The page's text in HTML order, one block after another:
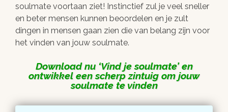
soulmate voortaan ziet! Instinctief zul je veel sneller
en beter mensen kunnen beoordelen en je zult
dingen in mensen gaan zien die van belang zijn voor
het vinden van jouw soulmate.
Download nu Vind je soulmate en
ontwikkel een scherp zintuig om jouw
soulmate te vinden